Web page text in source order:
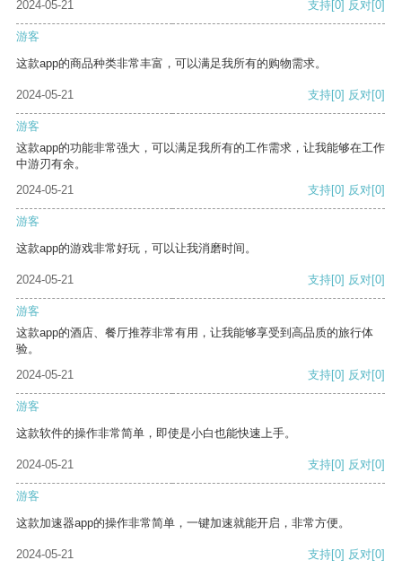
2024-05-21 支持[0] 反对[0]
游客
这款app的商品种类非常丰富，可以满足我所有的购物需求。
2024-05-21 支持[0] 反对[0]
游客
这款app的功能非常强大，可以满足我所有的工作需求，让我能够在工作
中游刃有余。
2024-05-21
支持[0] 反对[0]
游客
这款app的游戏非常好玩，可以让我消磨时间。
2024-05-21 支持[0] 反对[0]
游客
这款app的酒店、餐厅推荐非常有用，让我能够享受到高品质的旅行体
验。
2024-05-21
支持[0] 反对[0]
游客
这款软件的操作非常简单，即使是小白也能快速上手。
2024-05-21 支持[0] 反对[0]
游客
这款加速器app的操作非常简单，一键加速就能开启，非常方便。
2024-05-21 支持[0] 反对[0]